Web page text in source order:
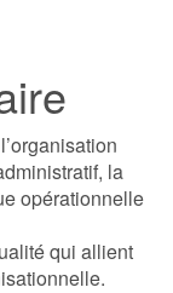
la
opérationnelle
qui allient